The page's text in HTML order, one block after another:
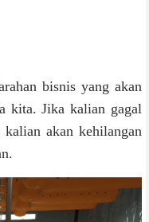
bisnis yang akan
kita. Jika kalian gagal
kalian akan kehilangan